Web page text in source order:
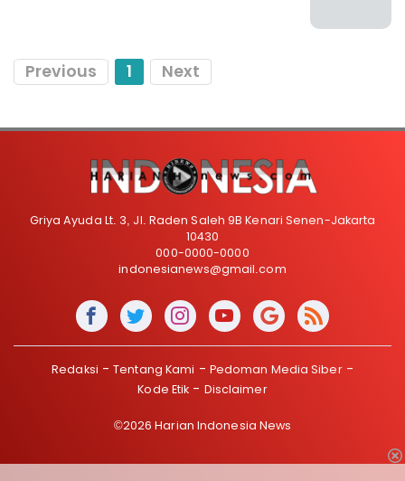
Previous 1 Next
Griya Ayuda Lt. 3, Jl. Raden Saleh 9B Kenari Senen-Jakarta
10430
000-0000-0000
indonesianews@gmail.com
Redaksi Tentang Kami
Pedoman Media Siber
Kode Etik
Disclaimer
©2026 Harian Indonesia News